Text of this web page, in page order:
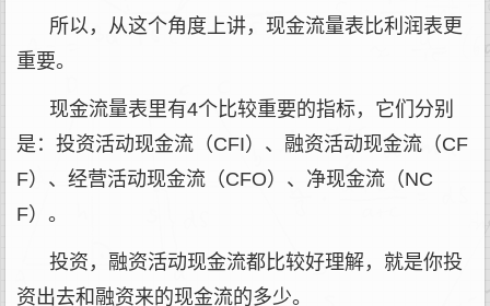
所以，从这个角度上讲，现金流量表比利润表更
重要。
现金流量表里有4个比较重要的指标，它们分别
是：投资活动现金流（CFI）、融资活动现金流（CF
F）、经营活动现金流（CFO）、净现金流（NC
F）。
投资，融资活动现金流都比较好理解，就是你投
资出去和融资来的现金流的多少。